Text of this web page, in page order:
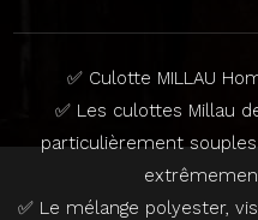
✅ Culotte MILLAU
✅ Les culottes Millau
particulièrement
✅ Le mélange polyester,